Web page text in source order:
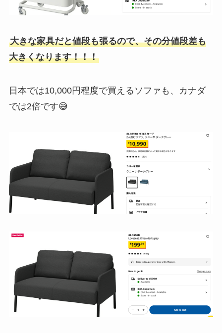
大きな家具だと値段も張るので、その分値段差も
大きくなります！！！
日本では10,000円程度で買えるソファも、カナダ
では2倍です😅